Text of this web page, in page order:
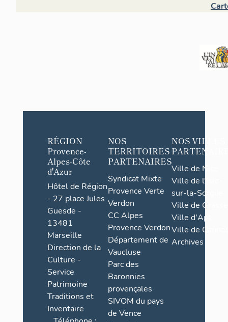
RÉGION
Provence-
Alpes-Côte
d'Azur
Hôtel de Région
- 27 place Jules
Guesde -
13481
Marseille
Direction de la
Culture -
Service
Patrimoine
Traditions et
Inventaire
NOS
TERRITOIRES
PARTENAIRES
Syndicat Mixte
Provence Verte
Verdon
CC Alpes
Provence Verdon
Département de
Vaucluse
Parc des
Baronnies
provençales
SIVOM du pays
de Vence
NOS VILLES
Ville de Nice
Ville de l'Isle-
sur-la-Sorgue
Ville de Grasse
Ville d'Apt
Ville de
Archives